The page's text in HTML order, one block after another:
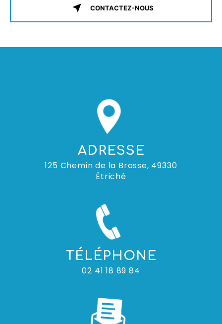
CONTACTEZ-NOUS
ADRESSE
125 Chemin de la Brosse, 49330
Étriché
TÉLÉPHONE
02 41 18 89 84